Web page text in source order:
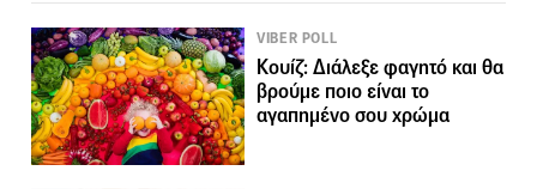
VIBER POLL
Κουίζ: Διάλεξε φαγητό και θα
βρούμε ποιο είναι το
αγαπημένο σου χρώμα